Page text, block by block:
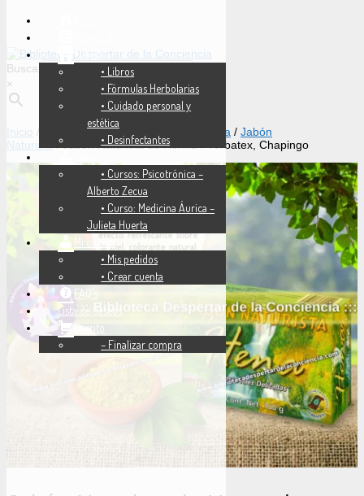
Buscar
×
Inicio / /Cuidado personal y estética / Jabón
Naturista
/ Jabón Naturista de Henna / Yerbatex, Chapingo
Tienda
• Libros
• Fórmulas Herbolarias
• Cuidado personal y
estética
• Desinfectantes
• Cursos: Psicotrónica –
Alberto Zecua
• Curso: Medicina Áurica –
Julieta Huerta
Mi cuenta
• Mis pedidos
• Crear cuenta
FAQ’s
Lista de deseos
Carrito
– Finalizar compra